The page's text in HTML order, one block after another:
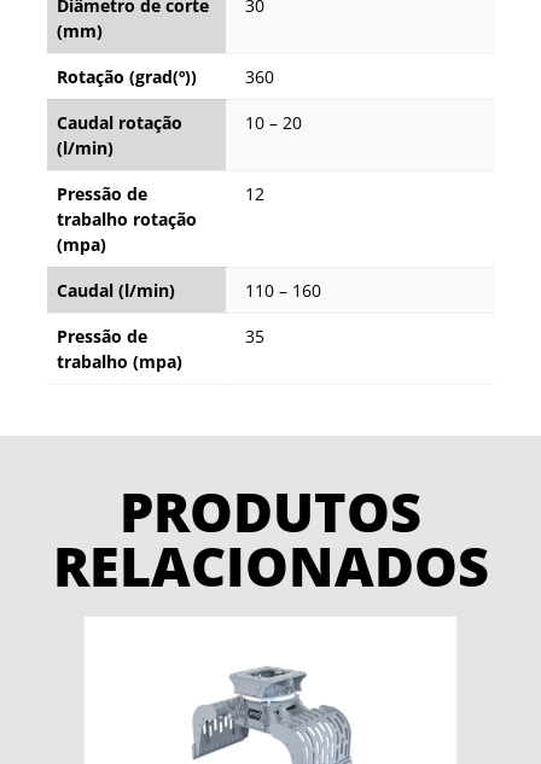
Diâmetro de corte
(mm)
30
Rotação (grad(º))
360
Caudal rotação
(l/min)
10 – 20
Pressão de
trabalho rotação
(mpa)
12
Caudal (l/min)
110 – 160
Pressão de
trabalho (mpa)
35
PRODUTOS
RELACIONADOS